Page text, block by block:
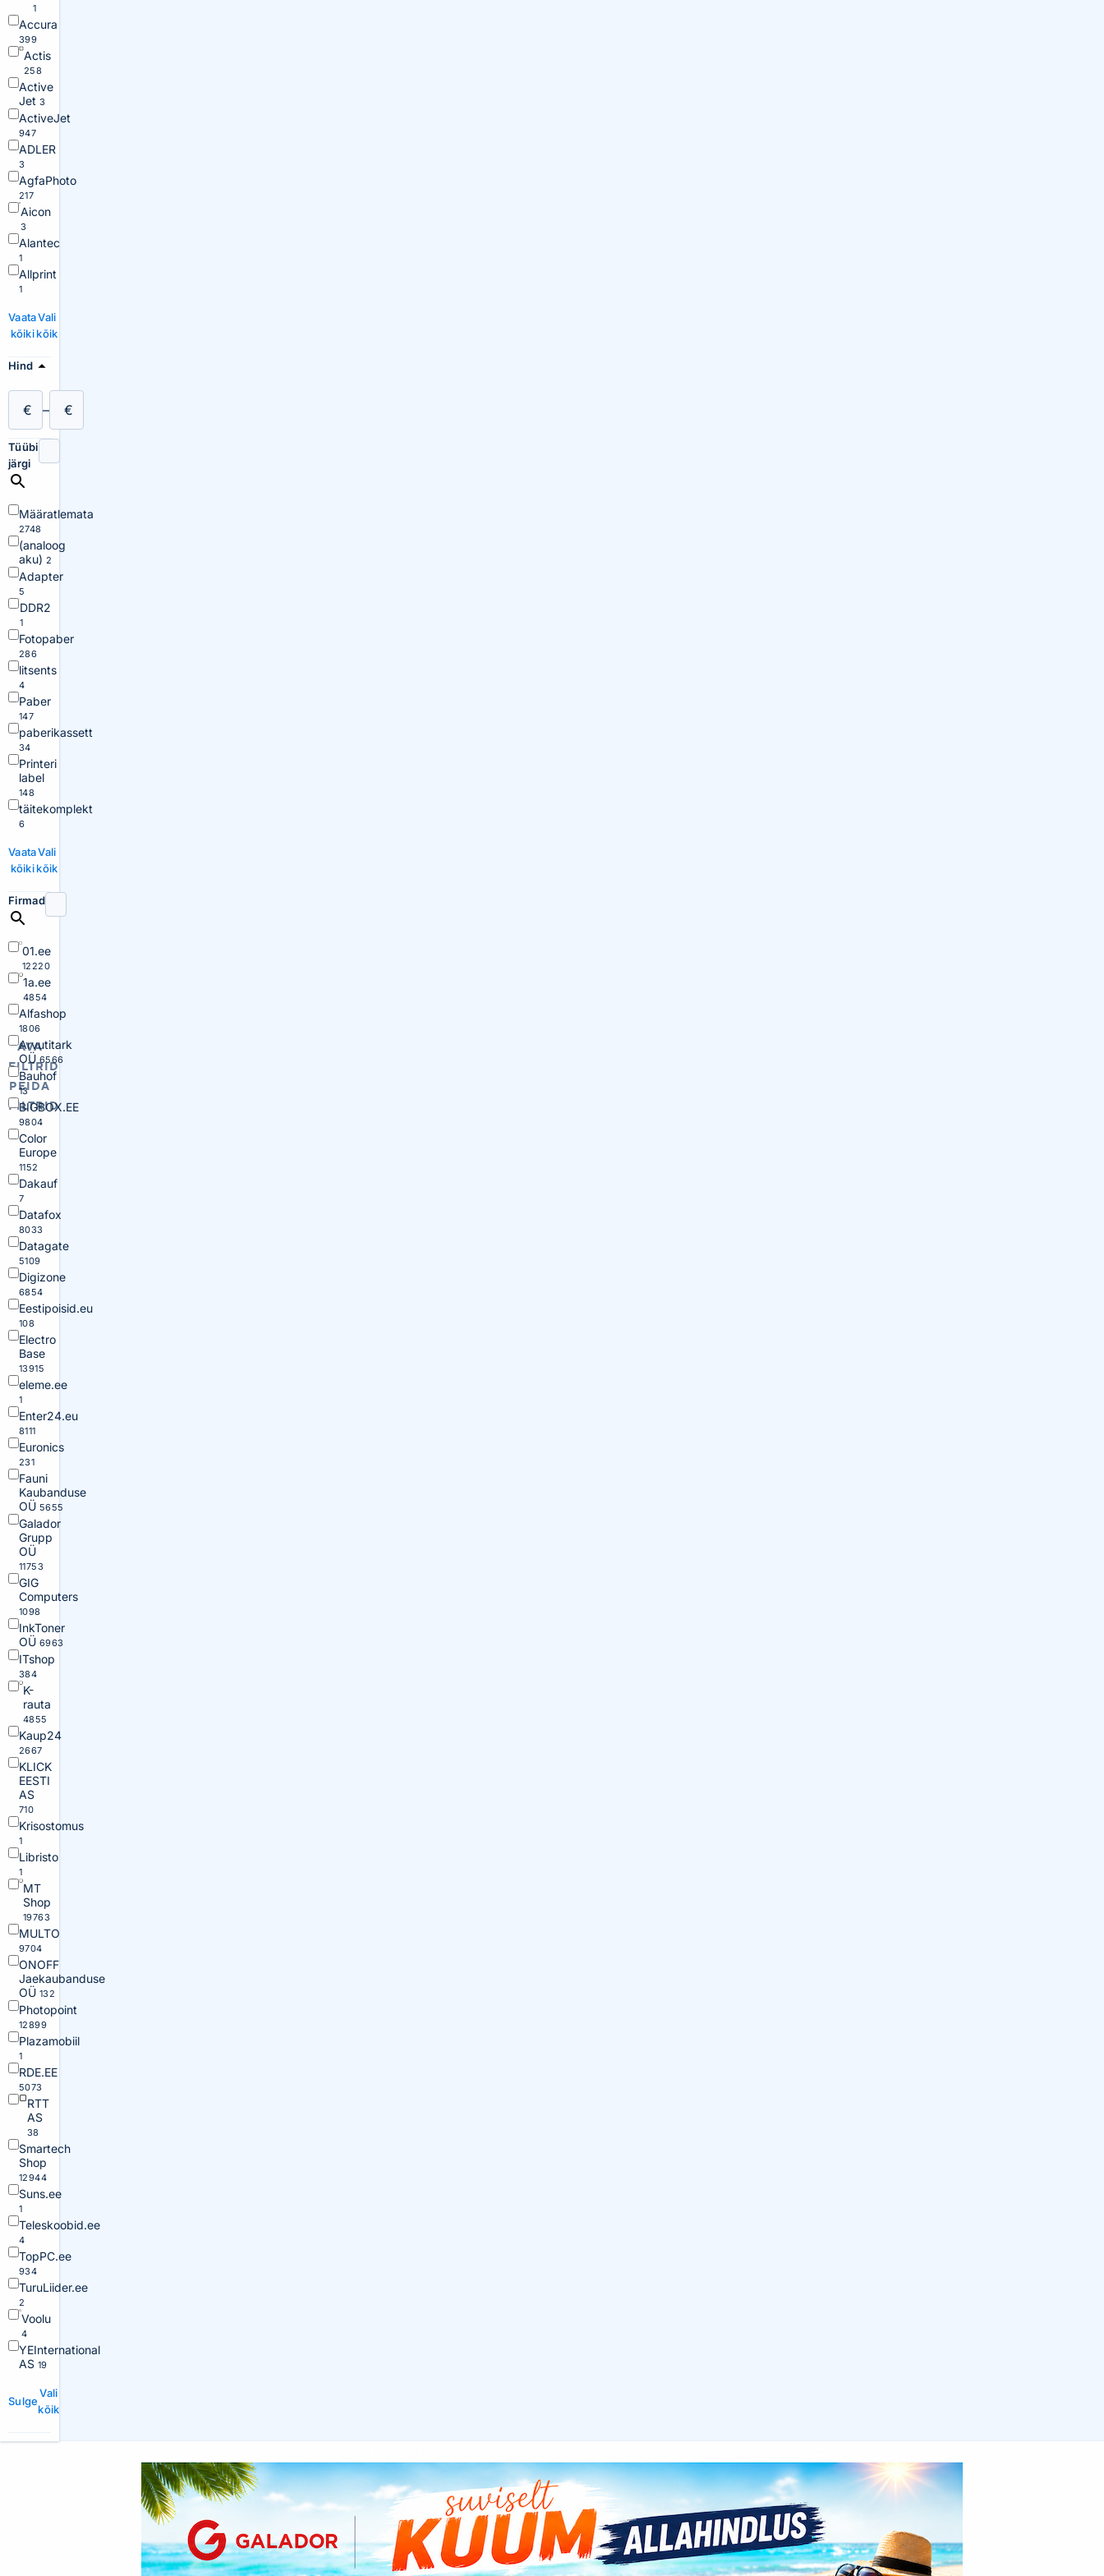
AVA
FILTRID
PEIDA
FILTRID
1
Accura
399
Actis
258
Active
Jet 3
ActiveJet
947
ADLER
3
AgfaPhoto
217
Aicon
3
Alantec
1
Allprint
1
Vaata
kõiki
Vali
kõik
Hind
€ – €
Tüübi
järgi
Määratlemata
2748
(analoog
aku) 2
Adapter
5
DDR2
1
Fotopaber
286
litsents
4
Paber
147
paberikassett
34
Printeri
label
148
täitekomplekt
6
Vaata
kõiki
Vali
kõik
Firmad
01.ee
12220
1a.ee
4854
Alfashop
1806
Arvutitark
OÜ 6566
Bauhof
13
BIGBOX.EE
9804
Color
Europe
1152
Dakauf
7
Datafox
8033
Datagate
5109
Digizone
6854
Eestipoisid.eu
108
Electro
Base
13915
eleme.ee
1
Enter24.eu
8111
Euronics
231
Fauni
Kaubanduse
OÜ 5655
Galador
Grupp
OÜ
11753
GIG
Computers
1098
InkToner
OÜ 6963
ITshop
384
K-
rauta
4855
Kaup24
2667
KLICK
EESTI
AS
710
Krisostomus
1
Libristo
1
MT
Shop
19763
MULTO
9704
ONOFF
Jaekaubanduse
OÜ 132
Photopoint
12899
Plazamobiil
1
RDE.EE
5073
RTT
AS
38
Smartech
Shop
12944
Suns.ee
1
Teleskoobid.ee
4
TopPC.ee
934
TuruLiider.ee
2
Voolu
4
YEInternational
AS 19
Sulge
Vali
kõik